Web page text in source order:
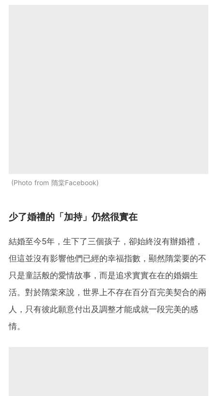
Photo from 隋棠Facebook
少了婚禮的「加持」仍然很實在
結婚至今5年，生下了三個孩子，卻始終沒有辦婚禮，
但這並沒有影響他們已經的幸福指數，顯然隋棠要的不
只是童話般的愛情故事，而是追求實實在在的婚姻生
活。對於隋棠來說，世界上不存在百分百完美契合的兩
人，只有彼此願意付出及調整才能成就一段完美的感
情。